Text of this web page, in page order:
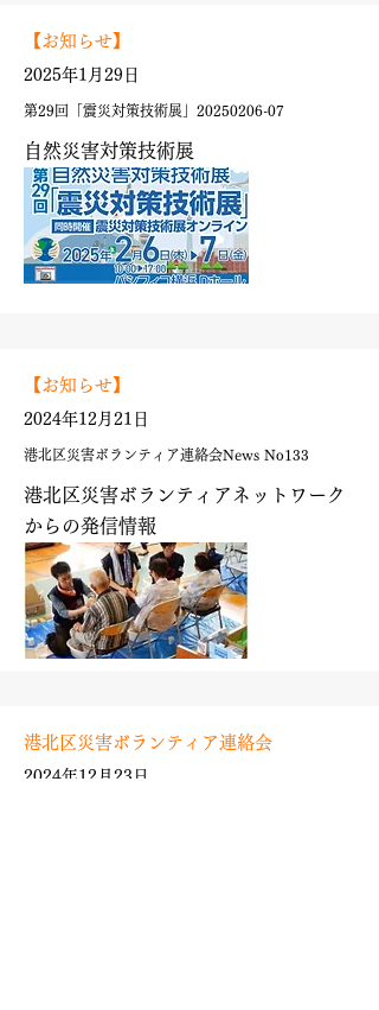
【お知らせ】
2025年1月29日
第29回「震災対策技術展」20250206-07
自然災害対策技術展
【お知らせ】
2024年12月21日
港北区災害ボランティア連絡会News No133
港北区災害ボランティアネットワーク
からの発信情報
港北区災害ボランティア連絡会
2024年12月23日